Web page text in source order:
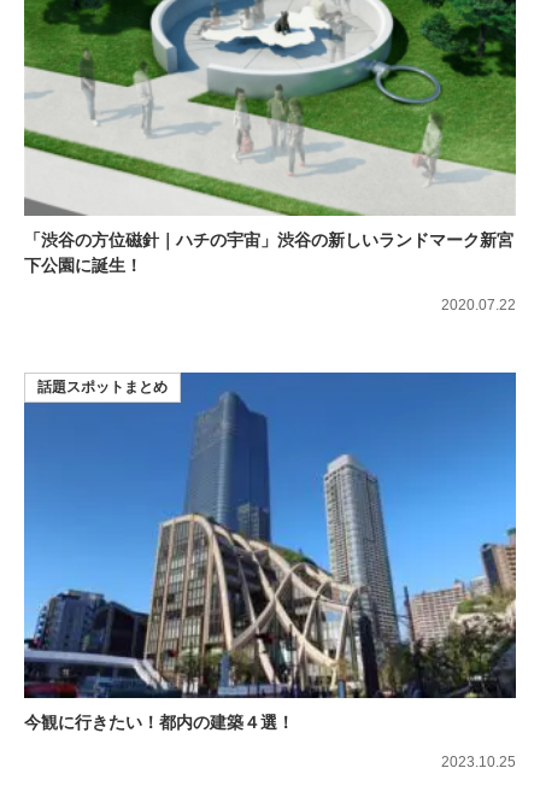
「渋谷の方位磁針｜ハチの宇宙」渋谷の新しいランドマーク新宮
下公園に誕生！
2020.07.22
今観に行きたい！都内の建築４選！
話題スポットまとめ
2023.10.25